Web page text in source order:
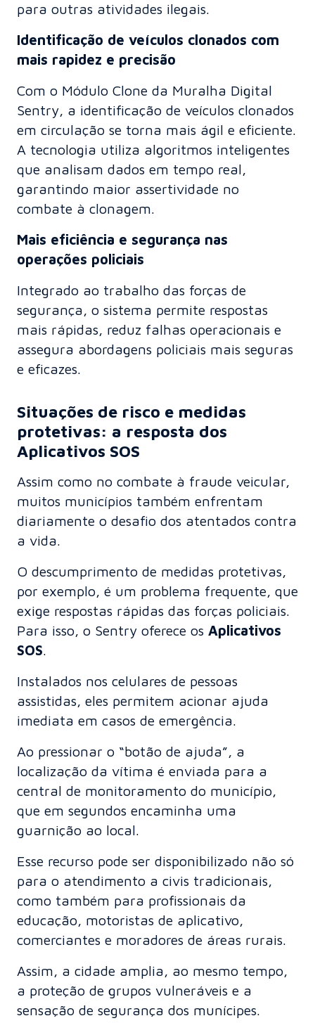
para outras atividades ilegais.
Identificação de veículos clonados com
mais rapidez e precisão
Com o Módulo Clone da Muralha Digital
Sentry, a identificação de veículos clonados
em circulação se torna mais ágil e eficiente.
A tecnologia utiliza algoritmos inteligentes
que analisam dados em tempo real,
garantindo maior assertividade no
combate à clonagem.
Mais eficiência e segurança nas
operações policiais
Integrado ao trabalho das forças de
segurança, o sistema permite respostas
mais rápidas, reduz falhas operacionais e
assegura abordagens policiais mais seguras
e eficazes.
Situações de risco e medidas
protetivas: a resposta dos
Aplicativos SOS
Assim como no combate à fraude veicular,
muitos municípios também enfrentam
diariamente o desafio dos atentados contra
a vida.
O descumprimento de medidas protetivas,
por exemplo, é um problema frequente, que
exige respostas rápidas das forças policiais.
Para isso, o Sentry oferece os Aplicativos
SOS.
Instalados nos celulares de pessoas
assistidas, eles permitem acionar ajuda
imediata em casos de emergência.
Ao pressionar o “botão de ajuda”, a
localização da vítima é enviada para a
central de monitoramento do município,
que em segundos encaminha uma
guarnição ao local.
Esse recurso pode ser disponibilizado não só
para o atendimento a civis tradicionais,
como também para profissionais da
educação, motoristas de aplicativo,
comerciantes e moradores de áreas rurais.
Assim, a cidade amplia, ao mesmo tempo,
a proteção de grupos vulneráveis e a
sensação de segurança dos munícipes.